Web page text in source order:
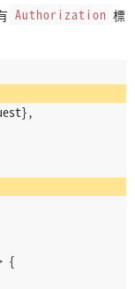
Authorization 標
{